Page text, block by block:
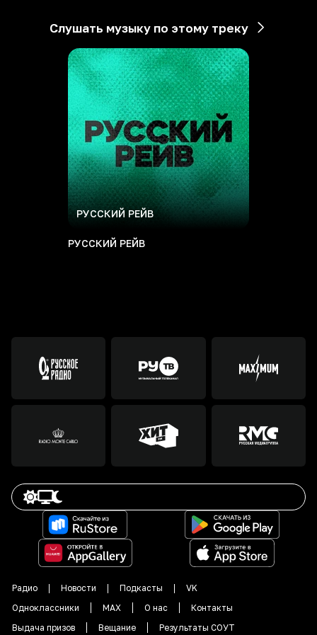
Слушать музыку по этому треку
РУССКИЙ РЕЙВ
РУССКИЙ РЕЙВ
Радио Новости Подкасты
VK
Одноклассники
MAX О нас
Контакты
Выдача призов
Вещание Результаты СОУТ